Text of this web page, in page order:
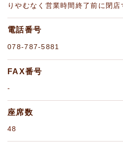
りやむなく営業時間終了前に閉店
電話番号
078-787-5881
FAX番号
-
座席数
48